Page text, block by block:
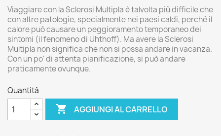
Viaggiare con la Sclerosi Multipla è talvolta più difficile che
con altre patologie, specialmente nei paesi caldi, perché il
calore può causare un peggioramento temporaneo dei
sintomi (il fenomeno di Uhthoff). Ma avere la Sclerosi
Multipla non significa che non si possa andare in vacanza.
Con un po' di attenta pianificazione, si può andare
praticamente ovunque.
Quantità
 AGGIUNGI AL CARRELLO